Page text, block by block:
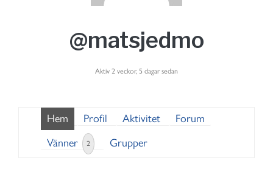
@matsjedmo
Aktiv 2 veckor, 5 dagar sedan
Hem Profil Aktivitet
Forum
Vänner
2 Grupper